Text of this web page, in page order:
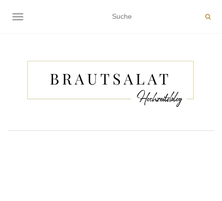
NAVIGATION EIN-/AUSSCHALTEN